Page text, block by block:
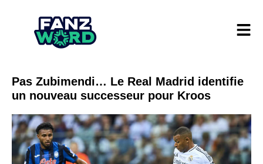
Pas Zubimendi… Le Real Madrid identifie
un nouveau successeur pour Kroos